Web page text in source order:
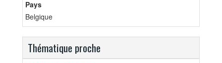
Pays
Belgique
Thématique proche